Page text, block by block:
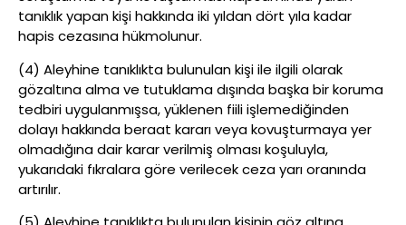
tanıklık yapan kişi hakkında iki yıldan dört yıla kadar
hapis cezasına hükmolunur.
(4) Aleyhine tanıklıkta bulunulan kişi ile ilgili olarak
gözaltına alma ve tutuklama dışında başka bir koruma
tedbiri uygulanmışsa, yüklenen fiili işlemediğinden
dolayı hakkında beraat kararı veya kovuşturmaya yer
olmadığına dair karar verilmiş olması koşuluyla,
yukarıdaki fıkralara göre verilecek ceza yarı oranında
artırılır.